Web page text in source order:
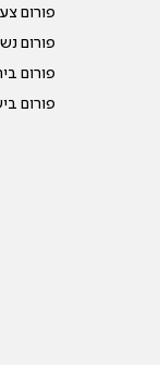
פורום
פורום
פורום
פורום